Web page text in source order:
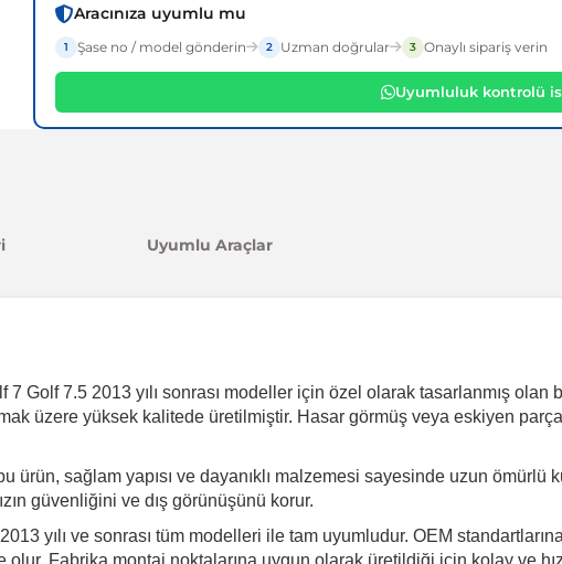
Aracınıza uyumlu mu
1 Şase no / model gönderin 2 Uzman doğrular 3 Onaylı sipariş verin
Uyumluluk kontrolü
Uyumlu Araçlar
Golf 7.5 2013 yılı sonrası modeller için özel olarak tasarlanmış olan
üzere yüksek kalitede üretilmiştir. Hasar görmüş veya eskiyen
sağlam yapısı ve dayanıklı malzemesi sayesinde uzun ömürlü
güvenliğini ve dış görünüşünü korur.
yılı ve sonrası tüm modelleri ile tam uyumludur. OEM
olur. Fabrika montaj noktalarına uygun olarak üretildiği için kolay ve